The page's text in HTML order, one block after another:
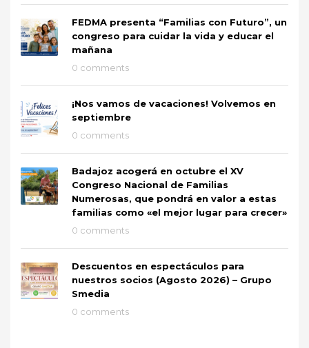
FEDMA presenta “Familias con Futuro”, un
congreso para cuidar la vida y educar el
mañana
0 comments
¡Nos vamos de vacaciones! Volvemos en
septiembre
0 comments
Badajoz acogerá en octubre el XV
Congreso Nacional de Familias
Numerosas, que pondrá en valor a estas
familias como «el mejor lugar para crecer»
0 comments
Descuentos en espectáculos para
nuestros socios (Agosto 2026) – Grupo
Smedia
0 comments